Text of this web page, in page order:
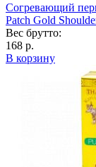
Согревающий
Patch Gold
Вес брутто:
168 р.
В корзину